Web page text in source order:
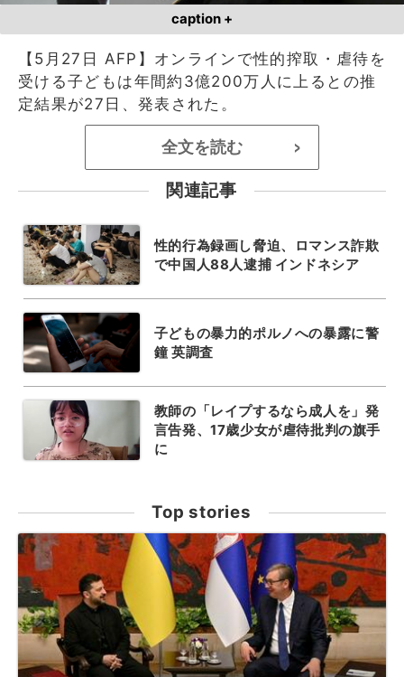
caption +
【5月27日 AFP】オンラインで性的搾取・虐待を
受ける子どもは年間約3億200万人に上るとの推
定結果が27日、発表された。
全文を読む >
関連記事
性的行為録画し脅迫、ロマンス詐欺
で中国人88人逮捕 インドネシア
子どもの暴力的ポルノへの暴露に警
鐘 英調査
教師の「レイプするなら成人を」発
言告発、17歳少女が虐待批判の旗手
に
Top stories